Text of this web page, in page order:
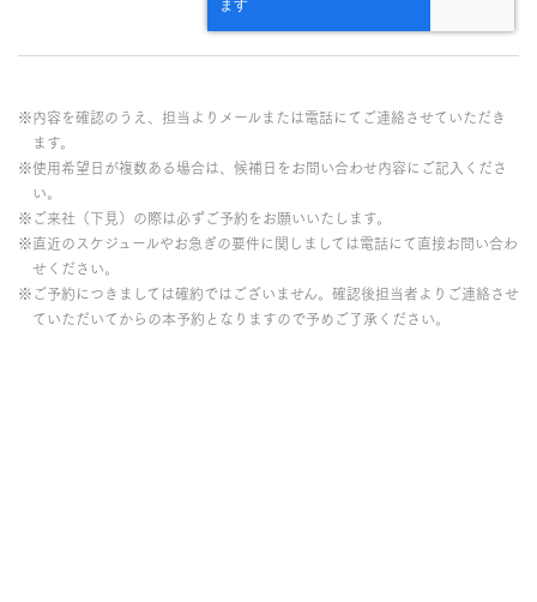
※内容を確認のうえ、担当よりメールまたは電話にてご連絡させていただき
ます。
※使用希望日が複数ある場合は、候補日をお問い合わせ内容にご記入くださ
い。
※ご来社（下見）の際は必ずご予約をお願いいたします。
※直近のスケジュールやお急ぎの要件に関しましては電話にて直接お問い合わ
せください。
※ご予約につきましては確約ではございません。確認後担当者よりご連絡させ
ていただいてからの本予約となりますので予めご了承ください。